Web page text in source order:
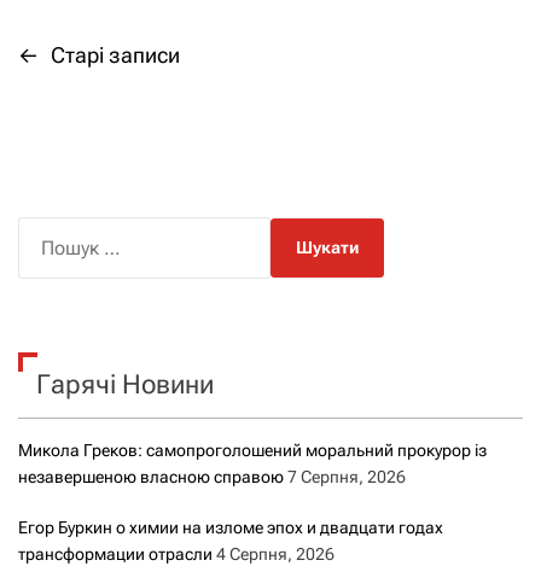
Н
і
г
ц
і
я
з
← Старі записи
к
Гарячі Новини
Микола Греков: самопроголошений моральний прокурор із
незавершеною власною справою7 Серпня, 2026
Егор Буркин о химии на изломе эпох и двадцати годах
трансформации отрасли 4 Серпня, 2026